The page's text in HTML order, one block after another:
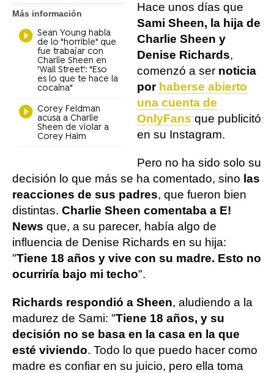
Más información
Sean Young habla
de lo "horrible" que
fue trabajar con
Charlie Sheen en
'Wall Street': "Eso
es lo que te hace la
cocaína"
Corey Feldman
acusa a Charlie
Sheen de violar a
Corey Haim
Hace unos días que
Sami Sheen, la hija de
Charlie Sheen y
Denise Richards,
comenzó a ser noticia
por haberse abierto
una cuenta de
OnlyFans que publicitó
en su Instagram.
Pero no ha sido solo su
decisión lo que más se ha comentado, sino las
reacciones de sus padres, que fueron bien
distintas. Charlie Sheen comentaba a E!
News que, a su parecer, había algo de
influencia de Denise Richards en su hija:
"Tiene 18 años y vive con su madre. Esto no
ocurriría bajo mi techo".
Richards respondió a Sheen, aludiendo a la
madurez de Sami: "Tiene 18 años, y su
decisión no se basa en la casa en la que
esté viviendo. Todo lo que puedo hacer como
madre es confiar en su juicio, pero ella toma